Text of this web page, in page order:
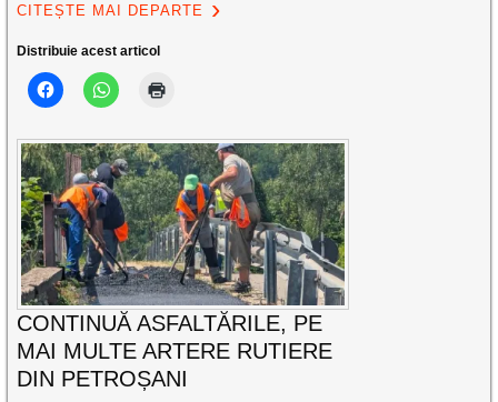
CITEȘTE MAI DEPARTE
Distribuie acest articol
CONTINUĂ ASFALTĂRILE, PE
MAI MULTE ARTERE RUTIERE
DIN PETROȘANI